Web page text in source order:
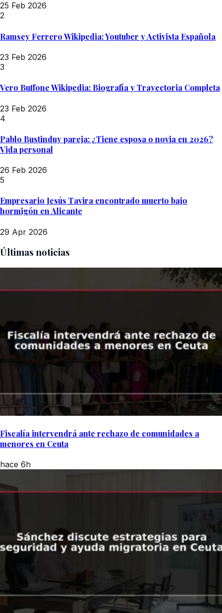
25 Feb 2026
2
Ramsey Ferrero Wikipedia: Youtuber y Activista Española
23 Feb 2026
3
Vero Buffone Wikipedia: Biografía y Trayectoria Completa
23 Feb 2026
4
Pablo Bustinduy pareja: ¿Tiene esposa o novia en 2026?
Vida personal
26 Feb 2026
5
Empresario Jesús Tavira encontrado muerto bajo
hormigón en Alicante
29 Apr 2026
Últimas noticias
Fiscalía intervendrá ante rechazo de comunidades a
menores en Ceuta
hace 6h